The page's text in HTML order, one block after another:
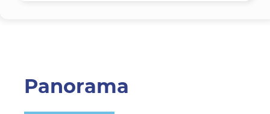
Panorama